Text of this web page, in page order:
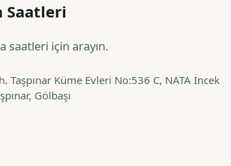
Saatleri
saatleri için arayın.
Taşpınar Küme Evleri No:536 C, NATA İncek
Gölbaşı